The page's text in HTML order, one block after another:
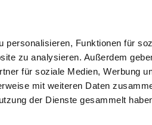
personalisieren, Funktionen für
zu analysieren. Außerdem
für soziale Medien, Werbung
mit weiteren Daten
der Dienste gesammelt
Ratgeber